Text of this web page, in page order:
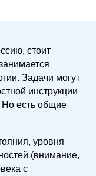
стоит
Задачи могут
инструкции
Но есть общие
уровня
(внимание,
с